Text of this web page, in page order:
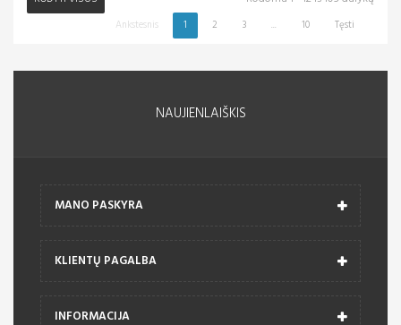
Ankstesnis 1 2 3 ... 10 Tęsti
NAUJIENLAIŠKIS
MANO PASKYRA
KLIENTŲ PAGALBA
INFORMACIJA